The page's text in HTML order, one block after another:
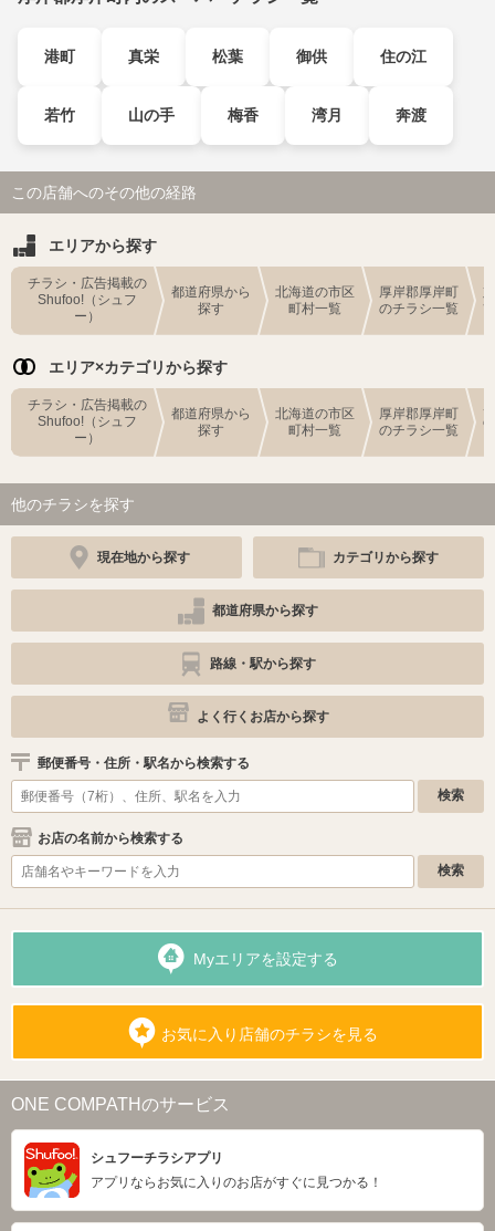
港町 真栄 松葉 御供 住の江
若竹 山の手 梅香 湾月 奔渡
この店舗へのその他の経路
エリアから探す
チラシ・広告掲載の
Shufoo!（シュフ
ー）
都道府県から
探す
北海道の市区
町村一覧
厚岸郡厚岸町
のチラシ一覧
エリア×カテゴリから探す
チラシ・広告掲載の
Shufoo!（シュフ
ー）
都道府県から
探す
北海道の市区
町村一覧
厚岸郡厚岸町
のチラシ一覧
他のチラシを探す
現在地から探す カテゴリから探す
都道府県から探す
路線・駅から探す
よく行くお店から探す
郵便番号・住所・駅名から検索する
お店の名前から検索する
Myエリアを設定する
お気に入り店舗のチラシを見る
ONE COMPATHのサービス
シュフーチラシアプリ
アプリならお気に入りのお店がすぐに見つかる！